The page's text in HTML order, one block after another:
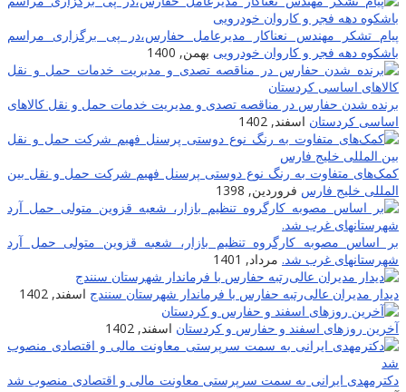
پیام تشکر مهندس نعناکار مدیرعامل حفارس،در پی برگزاری مراسم
باشکوه دهه فجر و کاروان خودرویی بهمن, 1400
برنده شدن حفارس در مناقصه تصدی و مدیریت خدمات حمل و نقل کالاهای
اساسی کردستان اسفند, 1402
کمک‌های متفاوت به رنگ نوع دوستی پرسنل فهیم شرکت حمل و نقل بین
المللی خلیج فارس فروردین, 1398
بر اساس مصوبه کارگروه تنظیم بازار، شعبه قزوین متولی حمل آرد
شهرستانهای غرب شد. مرداد, 1401
دیدار مدیران عالی‌رتبه حفارس با فرماندار شهرستان سنندج اسفند, 1402
آخرین روزهای اسفند و حفارس و کردستان اسفند, 1402
دکترمهدی ایرانی به سمت سرپرستی معاونت مالی و اقتصادی منصوب شد